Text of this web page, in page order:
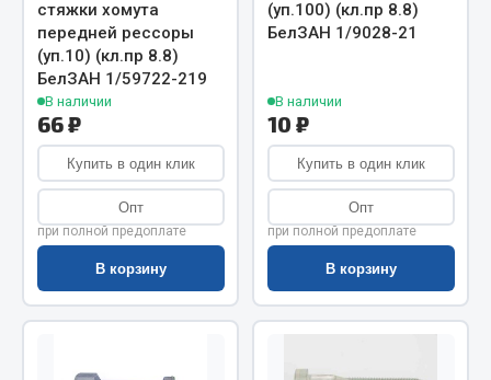
Весь раздел
Цепи подъёмные
Весь раздел
Кольца уплотнительные
Лента конвейерная
стяжки хомута
передней рессоры
(уп.10) (кл.пр 8.8)
БелЗАН 1/59722-219
В наличии
66 ₽
Купить в один клик
Опт
при полной предоплате
В корзину
(уп.100) (кл.пр 8.8)
БелЗАН 1/9028-21
В наличии
10 ₽
Купить в один клик
Опт
при полной предоплате
В корзину